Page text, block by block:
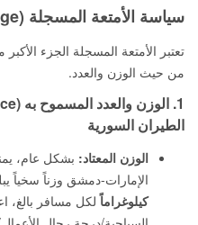
سياسة الأمتعة المسجلة (Checked Baggage)
تعتبر الأمتعة المسجلة الجزء
من حيث الوزن والعدد.
الطيران السورية
الوزن المعتاد: بشكل عام،
الإمارات-دمشق وزناً سخياً
كيلوغراماًلكل مسافر بالغ،